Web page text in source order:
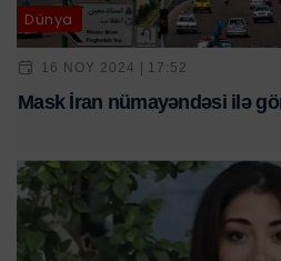
Dünya
16 NOY 2024 | 17:52
Mask İran nümayəndəsi ilə